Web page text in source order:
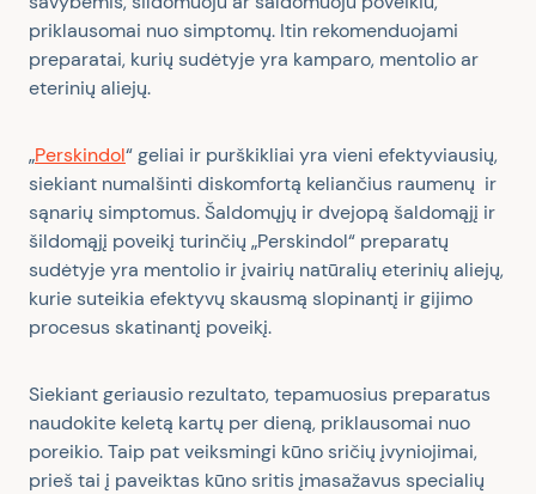
priklausomai nuo simptomų. Itin rekomenduojami
preparatai, kurių sudėtyje yra kamparo, mentolio ar
eterinių aliejų.
„Perskindol“ geliai ir purškikliai yra vieni efektyviausių,
siekiant numalšinti diskomfortą keliančius raumenų ir
sąnarių simptomus. Šaldomųjų ir dvejopą šaldomąjį ir
šildomąjį poveikį turinčių „Perskindol“ preparatų
sudėtyje yra mentolio ir įvairių natūralių eterinių aliejų,
kurie suteikia efektyvų skausmą slopinantį ir gijimo
procesus skatinantį poveikį.
Siekiant geriausio rezultato, tepamuosius preparatus
naudokite keletą kartų per dieną, priklausomai nuo
poreikio. Taip pat veiksmingi kūno sričių įvyniojimai,
prieš tai į paveiktas kūno sritis įmasažavus specialių